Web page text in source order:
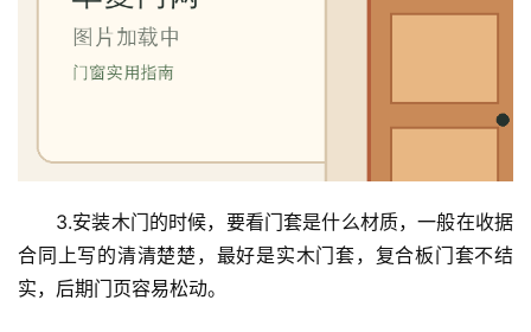
3.安装木门的时候，要看门套是什么材质，一般在收据
合同上写的清清楚楚，最好是实木门套，复合板门套不结
实，后期门页容易松动。